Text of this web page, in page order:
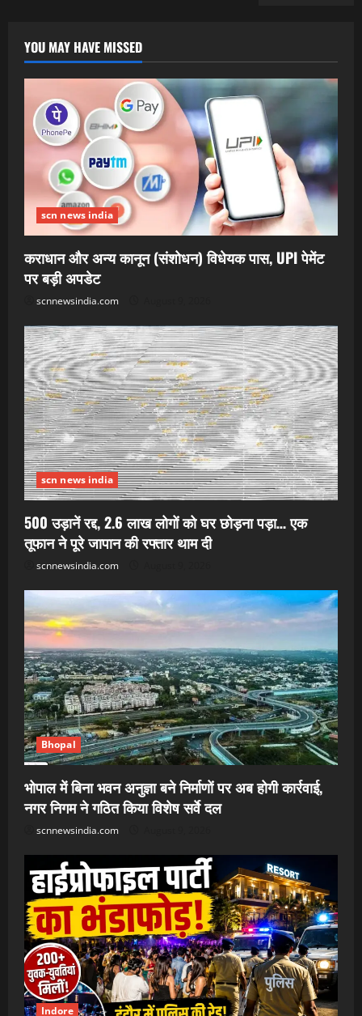
YOU MAY HAVE MISSED
scn news india
कराधान और अन्य कानून (संशोधन) विधेयक पास, UPI पेमेंट
पर बड़ी अपडेट
scnnewsindia.com
scn news india
500 उड़ानें रद्द, 2.6 लाख लोगों को घर छोड़ना पड़ा… एक
तूफान ने पूरे जापान की रफ्तार थाम दी
scnnewsindia.com
Bhopal
भोपाल में बिना भवन अनुज्ञा बने निर्माणों पर अब होगी कार्रवाई,
नगर निगम ने गठित किया विशेष सर्वे दल
scnnewsindia.com
Indore